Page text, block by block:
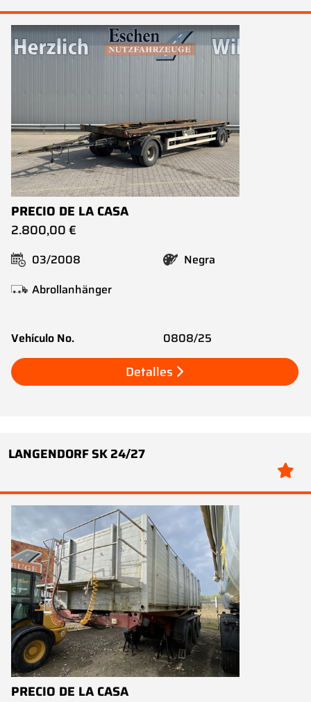
PRECIO DE LA CASA
2.800,00 €
03/2008
Negra
Abrollanhänger
Vehículo No. 0808/25
Detalles
LANGENDORF SK 24/27
PRECIO DE LA CASA